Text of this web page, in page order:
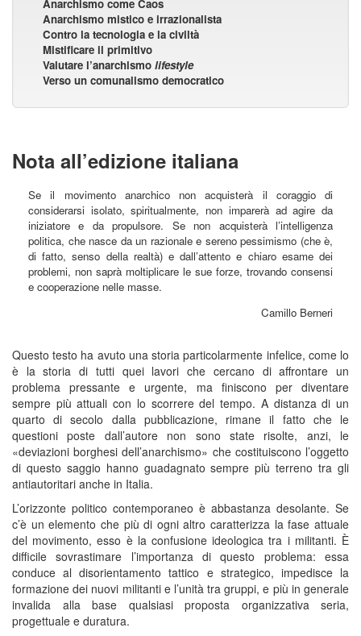
Anarchismo come Caos
Anarchismo mistico e irrazionalista
Contro la tecnologia e la civiltà
Mistificare il primitivo
Valutare l’anarchismolifestyle
Verso un comunalismo democratico
Nota all’edizione italiana
Se il movimento anarchico non acquisterà il coraggio di
considerarsi isolato, spiritualmente, non imparerà ad agire da
iniziatore e da propulsore. Se non acquisterà l’intelligenza
politica, che nasce da un razionale e sereno pessimismo (che è,
di fatto, senso della realtà) e dall’attento e chiaro esame dei
problemi, non saprà moltiplicare le sue forze, trovando consensi
e cooperazione nelle masse.
Camillo Berneri
Questo testo ha avuto una storia particolarmente infelice, come lo
è la storia di tutti quei lavori che cercano di affrontare un
problema pressante e urgente, ma finiscono per diventare
sempre più attuali con lo scorrere del tempo. A distanza di un
quarto di secolo dalla pubblicazione, rimane il fatto che le
questioni poste dall’autore non sono state risolte, anzi, le
«deviazioni borghesi dell’anarchismo» che costituiscono l’oggetto
di questo saggio hanno guadagnato sempre più terreno tra gli
antiautoritari anche in Italia.
L’orizzonte politico contemporaneo è abbastanza desolante. Se
c’è un elemento che più di ogni altro caratterizza la fase attuale
del movimento, esso è la confusione ideologica tra i militanti. È
difficile sovrastimare l’importanza di questo problema: essa
conduce al disorientamento tattico e strategico, impedisce la
formazione dei nuovi militanti e l’unità tra gruppi, e più in generale
invalida alla base qualsiasi proposta organizzativa seria,
progettuale e duratura.